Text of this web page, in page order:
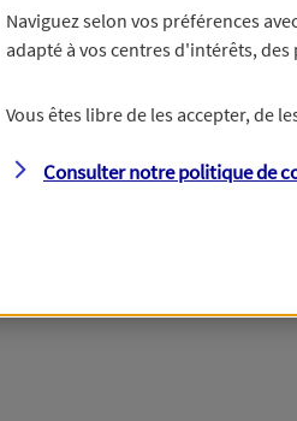
Naviguez selon vos préférences
adapté à vos centres d'intérêts,
Vous êtes libre de les accepter, de
Consulter notre politique de